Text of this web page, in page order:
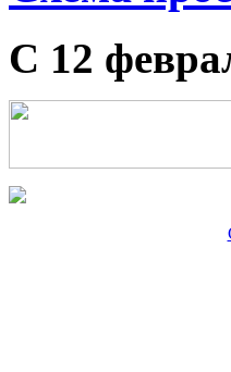
С 12